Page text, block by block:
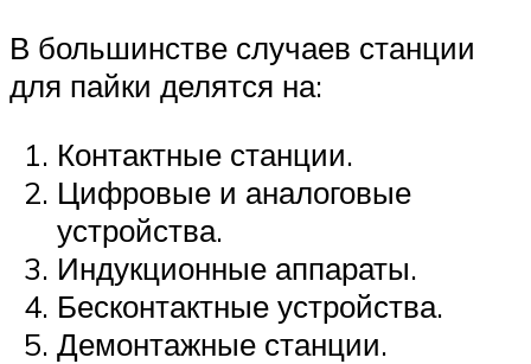
В большинстве случаев станции
для пайки делятся на:
Контактные станции.
Цифровые и аналоговые
устройства.
Индукционные аппараты.
Бесконтактные устройства.
Демонтажные станции.